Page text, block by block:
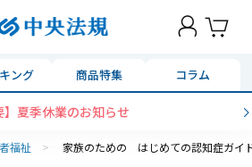
ング 商品特集 コラム
】夏季休業のお知らせ
福祉 > 家族のための はじめての認知症ガイ